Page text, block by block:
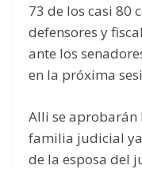
73 de los casi 80
defensores y
ante los
en la próxima
Alli se aprobarán
familia judicial ya
de la esposa del